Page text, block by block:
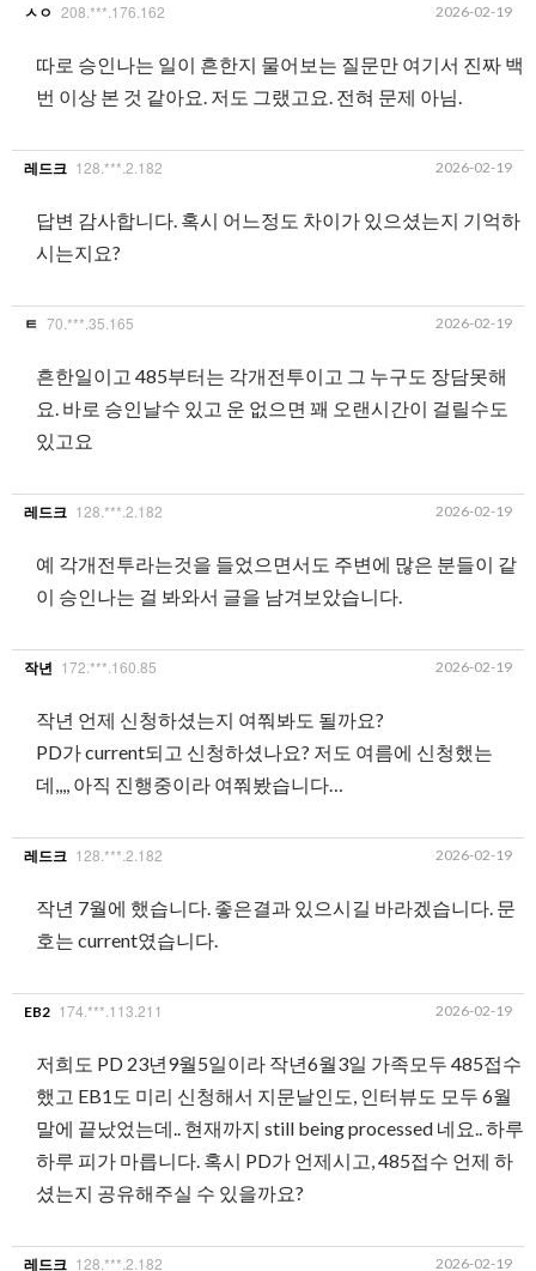
ㅅㅇ 208.***.176.162 2026-02-19
따로 승인나는 일이 흔한지 물어보는 질문만 여기서 진짜 백
번 이상 본 것 같아요. 저도 그랬고요. 전혀 문제 아님.
레드크 128.***.2.182 2026-02-19
답변 감사합니다. 혹시 어느정도 차이가 있으셨는지 기억하
시는지요?
ㅌ 70.***.35.165 2026-02-19
흔한일이고 485부터는 각개전투이고 그 누구도 장담못해
요. 바로 승인날수 있고 운 없으면 꽤 오랜시간이 걸릴수도
있고요
레드크 128.***.2.182 2026-02-19
예 각개전투라는것을 들었으면서도 주변에 많은 분들이 같
이 승인나는 걸 봐와서 글을 남겨보았습니다.
작년 172.***.160.85 2026-02-19
작년 언제 신청하셨는지 여쭤봐도 될까요?
PD가 current되고 신청하셨나요? 저도 여름에 신청했는
데,,,, 아직 진행중이라 여쭤봤습니다…
레드크 128.***.2.182 2026-02-19
작년 7월에 했습니다. 좋은결과 있으시길 바라겠습니다. 문
호는 current였습니다.
EB2 174.***.113.211 2026-02-19
저희도 PD 23년9월5일이라 작년6월3일 가족모두 485접수
했고 EB1도 미리 신청해서 지문날인도, 인터뷰도 모두 6월
말에 끝났었는데.. 현재까지 still being processed 네요.. 하루
하루 피가 마릅니다. 혹시 PD가 언제시고, 485접수 언제 하
셨는지 공유해주실 수 있을까요?
레드크 128.***.2.182 2026-02-19